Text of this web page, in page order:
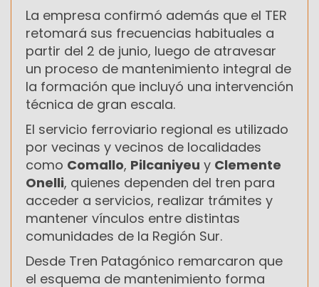
La empresa confirmó además que el TER
retomará sus frecuencias habituales a
partir del 2 de junio, luego de atravesar
un proceso de mantenimiento integral de
la formación que incluyó una intervención
técnica de gran escala.
El servicio ferroviario regional es utilizado
por vecinas y vecinos de localidades
como Comallo, Pilcaniyeu y Clemente
Onelli, quienes dependen del tren para
acceder a servicios, realizar trámites y
mantener vínculos entre distintas
comunidades de la Región Sur.
Desde Tren Patagónico remarcaron que
el esquema de mantenimiento forma